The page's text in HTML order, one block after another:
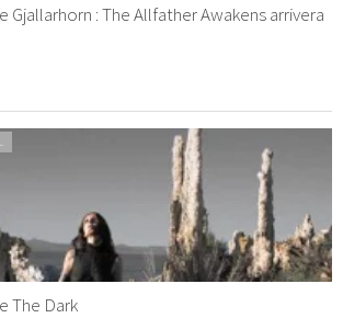
Gjallarhorn : The Allfather Awakens arrivera
The Dark